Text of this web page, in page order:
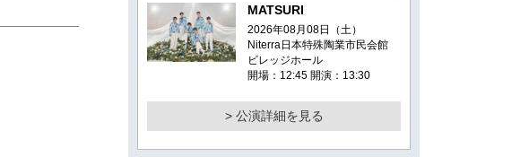
MATSURI
2026年08月08日（土）
Niterra日本特殊陶業市民会館
ビレッジホール
開場：12:45 開演：13:30
> 公演詳細を見る